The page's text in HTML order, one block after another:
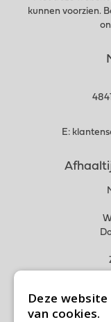
kunnen voorzien.
E:
Deze
van cookies.